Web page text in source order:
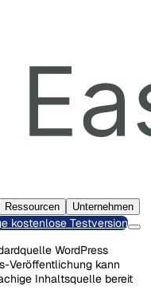
Ressourcen
Unternehmen
kostenlose Testversion
WordPress
Veröffentlichung kann
Inhaltsquelle bereit